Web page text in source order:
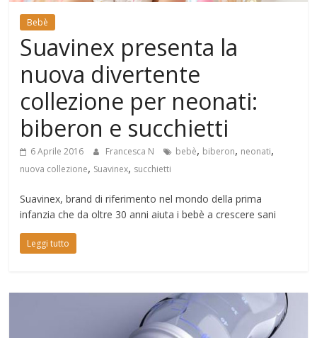
Mondo
Bebè
Suavinex presenta la
nuova divertente
collezione per neonati:
biberon e succhietti
6 Aprile 2016 Francesca N bebè, biberon, neonati,
nuova collezione, Suavinex, succhietti
Suavinex, brand di riferimento nel mondo della prima
infanzia che da oltre 30 anni aiuta i bebè a crescere sani
Leggi tutto